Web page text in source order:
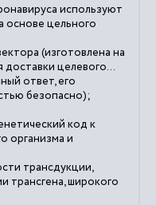
используют
основе цельного
(изготовлена на
доставки целевого...
ответ, его
безопасно);
код к
организма и
трансдукции,
трансгена, широкого